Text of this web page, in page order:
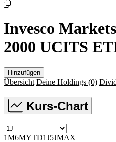
Invesco
2000 UCITS
Hinzufügen
Übersicht Deine Holdings (0)
Kurs-Chart
1M6MYTD1J5JMAX